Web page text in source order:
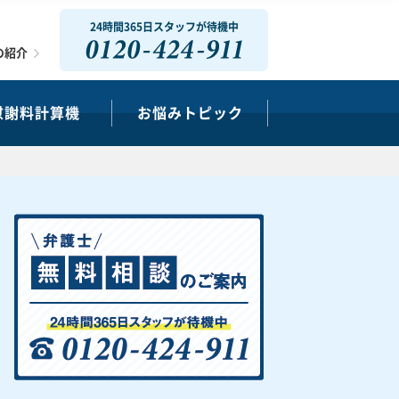
24時間365日スタッフが待機中
0120-424-911
謝料計算機 お悩みトピック
紹介